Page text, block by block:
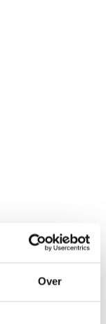
Over